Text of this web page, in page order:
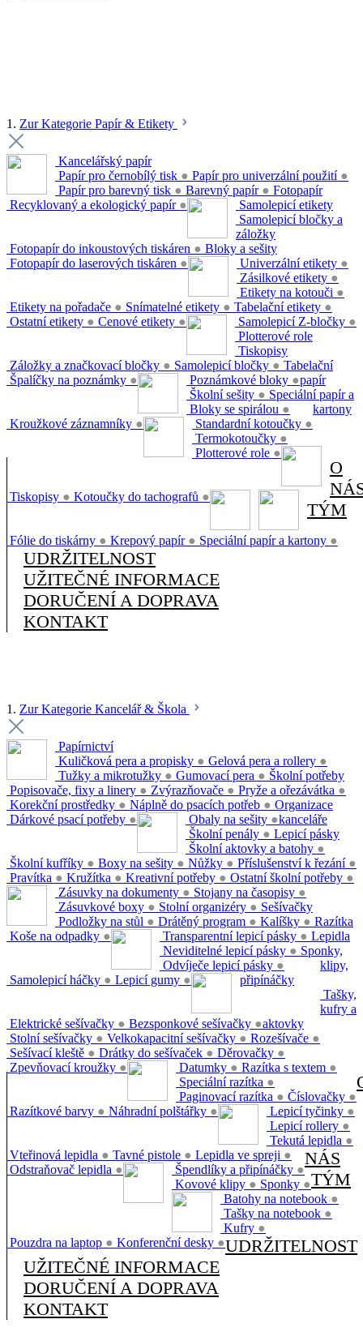
1. Zur Kategorie Papír & Etikety
Kancelářský papír
Papír pro černobílý tisk ● Papír pro univerzální použití ●
Papír pro barevný tisk ● Barevný papír ●
Recyklovaný a ekologický papír ●
Fotopapír
Fotopapír do inkoustových tiskáren ●
Fotopapír do laserových tiskáren ●
Samolepicí etikety
Univerzální etikety ●
Zásilkové etikety ●
Etikety na kotouči ●
Etikety na pořadače ● Snímatelné etikety ● Tabelační etikety ●
Ostatní etikety ● Cenové etikety ●
Samolepicí bločky a
záložky
Samolepicí Z-bločky ●
Záložky a značkovací bločky ● Samolepicí bločky ●
Špalíčky na poznámky ●
Bloky a sešity
Poznámkové bloky ●
Školní sešity ●
Bloky se spirálou ●
Kroužkové záznamníky ●
Plotterové role
Standardní kotoučky ●
Termokotoučky ●
Plotterové role ●
Tiskopisy
Tiskopisy ● Kotoučky do tachografů ●
Tabelační
papír
Speciální papír a
kartony
Fólie do tiskárny ● Krepový papír ● Speciální papír a kartony ●
O
TÝM
UDRŽITELNOST
UŽITEČNÉ INFORMACE
DORUČENÍ A DOPRAVA
KONTAKT
1. Zur Kategorie Kancelář & Škola
Papírnictví
Kuličková pera a propisky ● Gelová pera a rollery ●
Tužky a mikrotužky ● Gumovací pera ●
Popisovače, fixy a linery ● Zvýrazňovače ● Pryže a ořezávátka ●
Korekční prostředky ● Náplně do psacích potřeb ●
Dárkové psací potřeby ●
Školní potřeby
Obaly na sešity ●
Školní penály ●
Školní aktovky a batohy ●
Školní kufříky ● Boxy na sešity ● Nůžky ● Příslušenství k řezání ●
Pravítka ● Kružítka ● Kreativní potřeby ● Ostatní školní potřeby ●
Organizace
kanceláře
Zásuvky na dokumenty ● Stojany na časopisy ●
Zásuvkové boxy ● Stolní organizéry ●
Podložky na stůl ● Drátěný program ● Kalíšky ●
Koše na odpadky ●
Lepicí pásky
Transparentní lepicí pásky ●
Neviditelné lepicí pásky ●
Odvíječe lepicí pásky ●
Samolepicí háčky ● Lepicí gumy ●
Sešívačky
Elektrické sešívačky ● Bezsponkové sešívačky ●
Stolní sešívačky ● Velkokapacitní sešívačky ● Rozešívače ●
Sešívací kleště ● Drátky do sešívaček ● Děrovačky ●
Zpevňovací kroužky ●
Razítka
Datumky ● Razítka s textem ●
Speciální razítka ●
Paginovací razítka ● Číslovačky ●
Razítkové barvy ● Náhradní polštářky ●
Lepidla
Lepicí tyčinky ●
Lepicí rollery ●
Tekutá lepidla ●
Vteřinová lepidla ● Tavné pistole ● Lepidla ve spreji ●
Odstraňovač lepidla ●
Sponky,
klipy,
připínáčky
Špendlíky a připínáčky ●
Kovové klipy ● Sponky ●
Tašky,
kufry a
aktovky
Batohy na notebook ●
Tašky na notebook ●
Kufry ●
Pouzdra na laptop ● Konferenční desky ●
NÁS
TÝM
UDRŽITELNOST
UŽITEČNÉ INFORMACE
DORUČENÍ A DOPRAVA
KONTAKT